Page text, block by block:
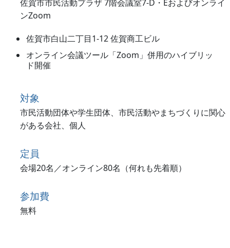
佐賀市市民活動プラザ 7階会議室7-D・Eおよびオンライ
ンZoom
佐賀市白山二丁目1-12 佐賀商工ビル
オンライン会議ツール「Zoom」併用のハイブリッ
ド開催
対象
市民活動団体や学生団体、市民活動やまちづくりに関心
がある会社、個人
定員
会場20名／オンライン80名（何れも先着順）
参加費
無料